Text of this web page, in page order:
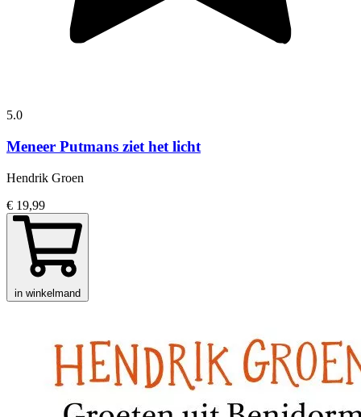
5.0
Meneer Putmans ziet het licht
Hendrik Groen
€ 19,99
in winkelmand